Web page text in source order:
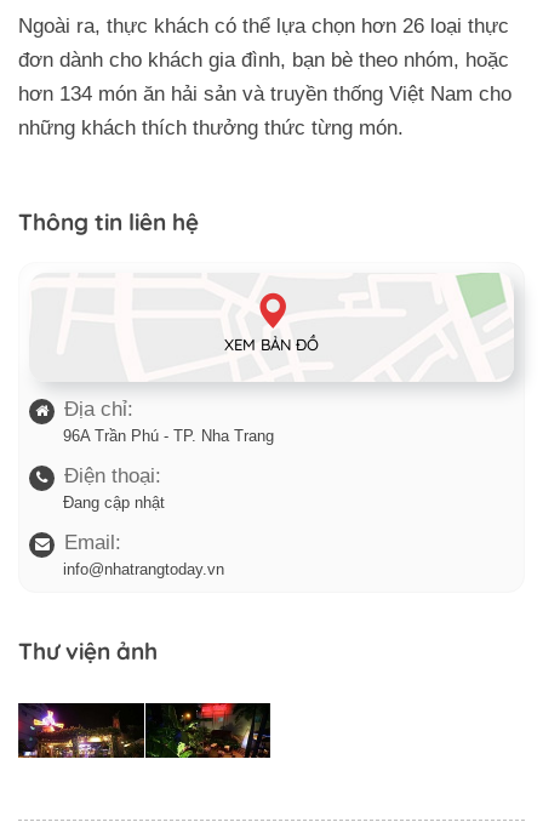
Ngoài ra, thực khách có thể lựa chọn hơn 26 loại thực
đơn dành cho khách gia đình, bạn bè theo nhóm, hoặc
hơn 134 món ăn hải sản và truyền thống Việt Nam cho
những khách thích thưởng thức từng món.
Thông tin liên hệ
XEM BẢN ĐỒ
Địa chỉ:
96A Trần Phú - TP. Nha Trang
Điện thoại:
Đang cập nhật
Email:
info@nhatrangtoday.vn
Thư viện ảnh